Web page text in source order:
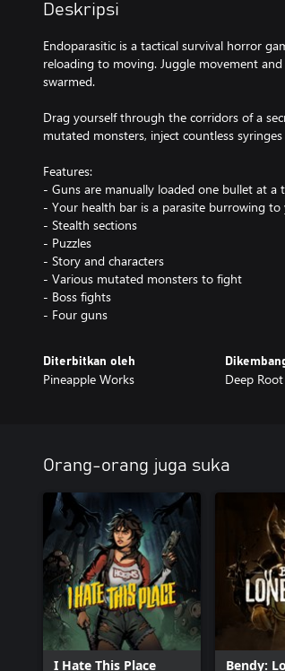
Deskripsi
Endoparasitic is a tactical survival horror
reloading to moving. Juggle movement
swarmed.
Drag yourself through the corridors of a
mutated monsters, inject countless
Features:
- Guns are manually loaded one bullet at a
- Your health bar is a parasite burrowing to
- Stealth sections
- Puzzles
- Story and characters
- Various mutated monsters to fight
- Boss fights
- Four guns
Diterbitkan oleh
Pineapple Works Deep
Orang-orang juga suka
I Hate This Place Bendy: